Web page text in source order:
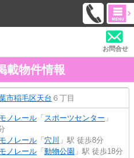
お問合せ
載物件情報
市稲毛区天台 ６丁目
ノレール 「 スポーツセンター 」
ノレール 「 穴川 」駅 徒歩8分
ノレール 「 動物公園 」駅 徒歩18分